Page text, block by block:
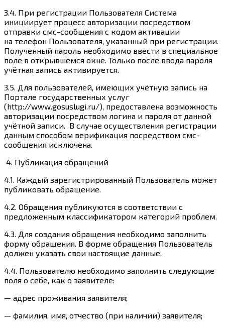
3.4. При регистрации Пользователя Система
инициирует процесс авторизации посредством
отправки смс-сообщения с кодом активации
на телефон Пользователя, указанный при регистрации.
Полученный пароль необходимо ввести в специальное
поле в открывшемся окне. Только после ввода пароля
учётная запись активируется.
3.5. Для пользователей, имеющих учётную запись на
Портале государственных услуг
(http://www.gosuslugi.ru/), предоставлена возможность
авторизации посредством логина и пароля от данной
учётной записи. В случае осуществления регистрации
данным способом верификация посредством смс-
сообщения исключена.
4. Публикация обращений
4.1. Каждый зарегистрированный Пользователь может
публиковать обращение.
4.2. Обращения публикуются в соответствии с
предложенным классификатором категорий проблем.
4.3. Для создания обращения необходимо заполнить
форму обращения. В форме обращения Пользователь
должен указать свои настоящие данные.
4.4. Пользователю необходимо заполнить следующие
поля о себе, как о заявителе:
— адрес проживания заявителя;
— фамилия, имя, отчество (при наличии) заявителя;